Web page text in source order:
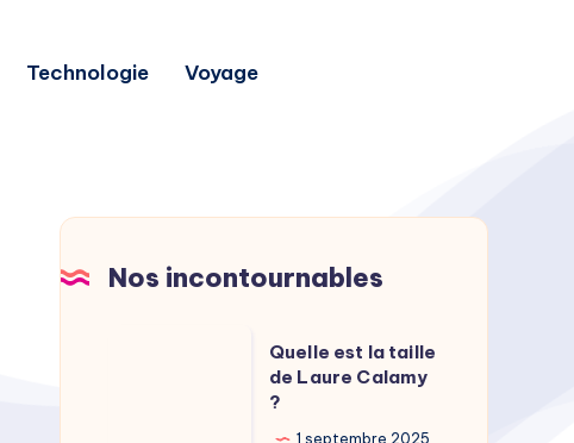
Technologie Voyage
Nos incontournables
Quelle est la taille
de Laure Calamy
?
1 septembre 2025